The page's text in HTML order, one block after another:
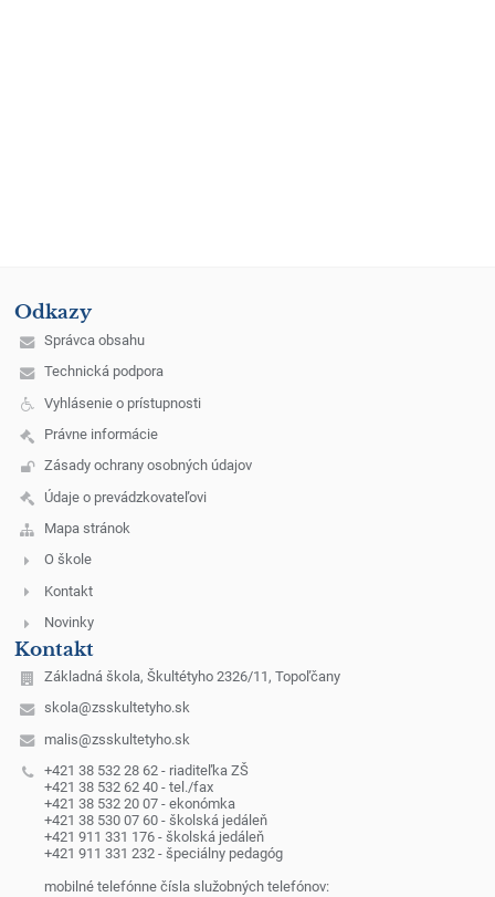
Odkazy
Správca obsahu
Technická podpora
Vyhlásenie o prístupnosti
Právne informácie
Zásady ochrany osobných údajov
Údaje o prevádzkovateľovi
Mapa stránok
O škole
Kontakt
Novinky
Kontakt
Základná škola, Škultétyho 2326/11, Topoľčany
skola@zsskultetyho.sk
malis@zsskultetyho.sk
+421 38 532 28 62 - riaditeľka ZŠ
+421 38 532 62 40 - tel./fax
+421 38 532 20 07 - ekonómka
+421 38 530 07 60 - školská jedáleň
+421 911 331 176 - školská jedáleň
+421 911 331 232 - špeciálny pedagóg
mobilné telefónne čísla služobných telefónov: